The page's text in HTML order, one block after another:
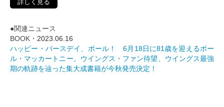
詳しく見る
●関連ニュース
BOOK・ 2023.06.16
ハッピー・バースデイ、ポール！ 6月18日に81歳を迎えるポー
ル・マッカートニー。ウイングス・ファン待望、ウイングス最強
期の軌跡を辿った集大成書籍が今秋発売決定！